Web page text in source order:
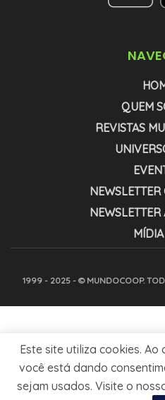
QUEM
REVISTAS
1999 - 2025 - © MUNDOCOOP.
Este site utiliza cookies.
você está dando
sejam usados. Visite o